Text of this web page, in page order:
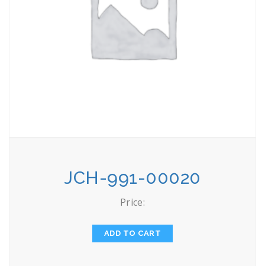
JCH-991-00020
Price:
ADD TO CART